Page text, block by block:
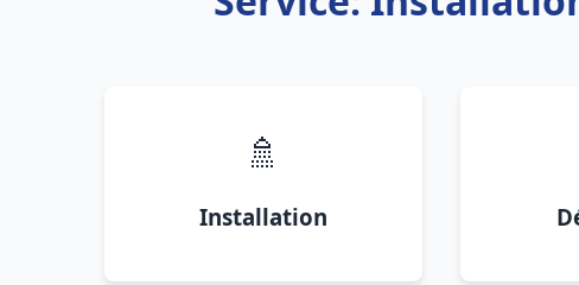
🚿
Installation